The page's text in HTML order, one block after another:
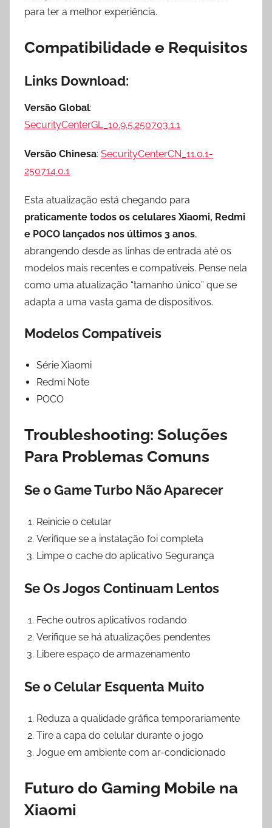
para ter a melhor experiência.
Compatibilidade e Requisitos
Links Download:
Versão Global:
SecurityCenterGL_10.9.5.250703.1.1
Versão Chinesa: SecurityCenterCN_11.0.1-
250714.0.1
Esta atualização está chegando para
praticamente todos os celulares Xiaomi, Redmi
e POCO lançados nos últimos 3 anos,
abrangendo desde as linhas de entrada até os
modelos mais recentes e compatíveis. Pense nela
como uma atualização “tamanho único” que se
adapta a uma vasta gama de dispositivos.
Modelos Compatíveis
Série Xiaomi
Redmi Note
POCO
Troubleshooting: Soluções
Para Problemas Comuns
Se o Game Turbo Não Aparecer
Reinicie o celular
Verifique se a instalação foi completa
Limpe o cache do aplicativo Segurança
Se Os Jogos Continuam Lentos
Feche outros aplicativos rodando
Verifique se há atualizações pendentes
Libere espaço de armazenamento
Se o Celular Esquenta Muito
Reduza a qualidade gráfica temporariamente
Tire a capa do celular durante o jogo
Jogue em ambiente com ar-condicionado
Futuro do Gaming Mobile na
Xiaomi